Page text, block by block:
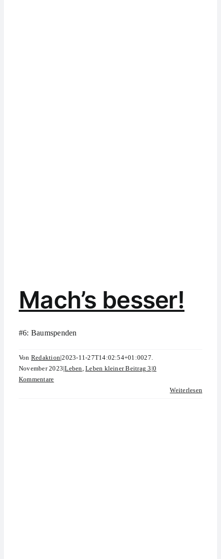
Mach’s besser!
#6: Baumspenden
Von Redaktion|2023-11-27T14:02:54+01:0027.
November 2023|Leben,Leben kleiner Beitrag 3 |0
Kommentare
Weiterlesen